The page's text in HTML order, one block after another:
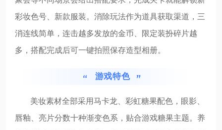
彩妆色号、新款服装。消除玩法作为道具获取渠道，三
消连线简单，连击越多发放的金币、限定装扮碎片越
多，搭配完成后可一键拍照保存造型相册。
游戏特色
美妆素材全部采用马卡龙、彩虹糖果配色，眼影、
唇釉、亮片分数十种渐变色系，贴合游戏糖果主题。养